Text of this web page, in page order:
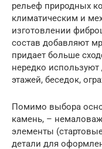
рельеф природных
климатическим и
изготовлении
состав добавляют
придает больше
нередко
этажей, беседок,
Помимо выбора
камень, –
элементы
детали для